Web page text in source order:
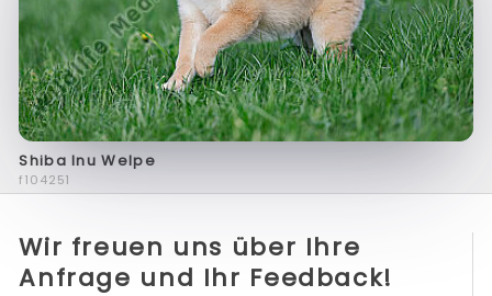
Shiba Inu Welpe
f104251
Wir freuen uns über Ihre
Anfrage und Ihr Feedback!